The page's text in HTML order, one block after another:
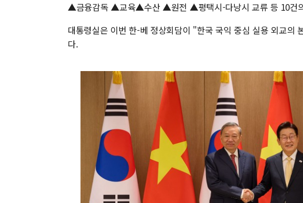
▲금융감독 ▲교육▲수산 ▲원전 ▲평택시-다낭시 교류 등 10건
대통령실은 이번 한-베 정상회담이 "한국 국익 중심 실용 외교의
다.